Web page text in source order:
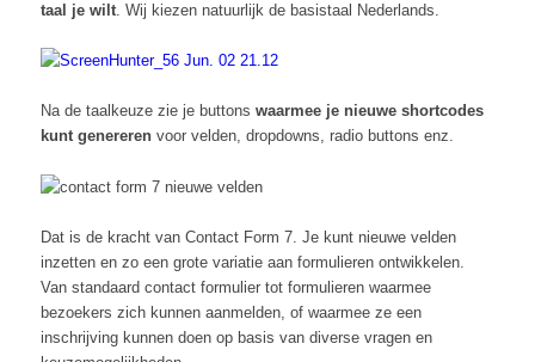
taal je wilt. Wij kiezen natuurlijk de basistaal Nederlands.
Na de taalkeuze zie je buttons waarmee je nieuwe shortcodes
kunt genererenvoor velden, dropdowns, radio buttons enz.
Dat is de kracht van Contact Form 7. Je kunt nieuwe velden
inzetten en zo een grote variatie aan formulieren ontwikkelen.
Van standaard contact formulier tot formulieren waarmee
bezoekers zich kunnen aanmelden, of waarmee ze een
inschrijving kunnen doen op basis van diverse vragen en